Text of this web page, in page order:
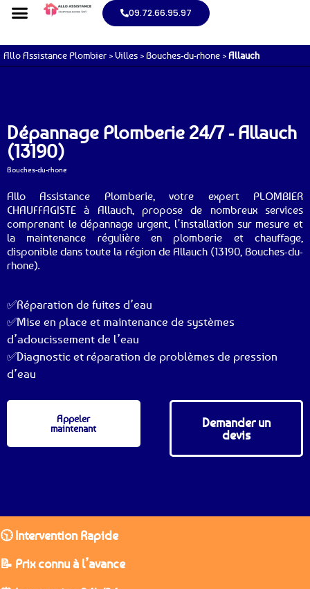
09.72.66.95.97
Allo Assistance Plombier >Villes >Bouches-du-rhone >Allauch
Dépannage Plomberie 24/7 - Allauch
(13190)
Bouches-du-rhone
Allo Assistance Plomberie, votre expert PLOMBIER
CHAUFFAGISTE à Allauch, propose de nombreux services
comprenant le dépannage urgent, l’installation sur mesure et
la maintenance régulière en plomberie et chauffage,
disponible dans toute la région de Allauch (13190, Bouches-du-
rhone).
✅Réparation de fuites d’eau
✅Mise en place et maintenance de systèmes
d’adoucissement de l’eau
✅Diagnostic et réparation de problèmes de pression
d’eau
Appeler
maintenant
Demander un
devis
🕥 Intervention Rapide
📝 Prix connu à l’avance